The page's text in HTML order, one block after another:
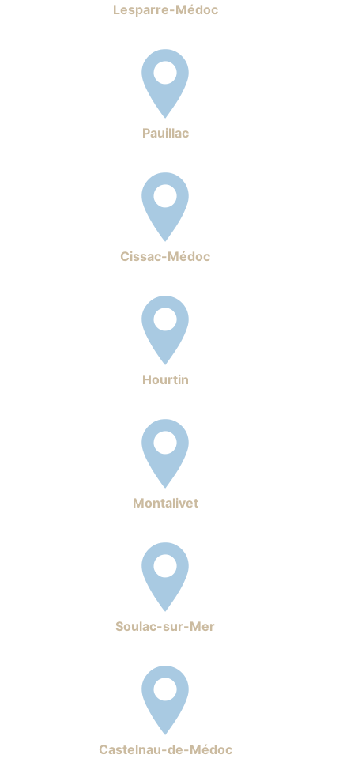
Lesparre-Médoc
Pauillac
Cissac-Médoc
Hourtin
Montalivet
Soulac-sur-Mer
Castelnau-de-Médoc